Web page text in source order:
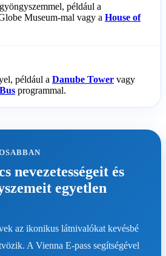
például a
Museum-mal vagy a House of
például a Danube Tower vagy
programmal.
nevezetességeit és
egyetlen
az ikonikus látnivalókat kevésbé
A Vienna E-pass segítségével